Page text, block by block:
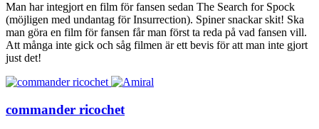
Man har integjort en film för fansen sedan The Search for Spock
(möjligen med undantag för Insurrection). Spiner snackar skit! Ska
man göra en film för fansen får man först ta reda på vad fansen vill.
Att många inte gick och såg filmen är ett bevis för att man inte gjort
just det!
commander ricochet